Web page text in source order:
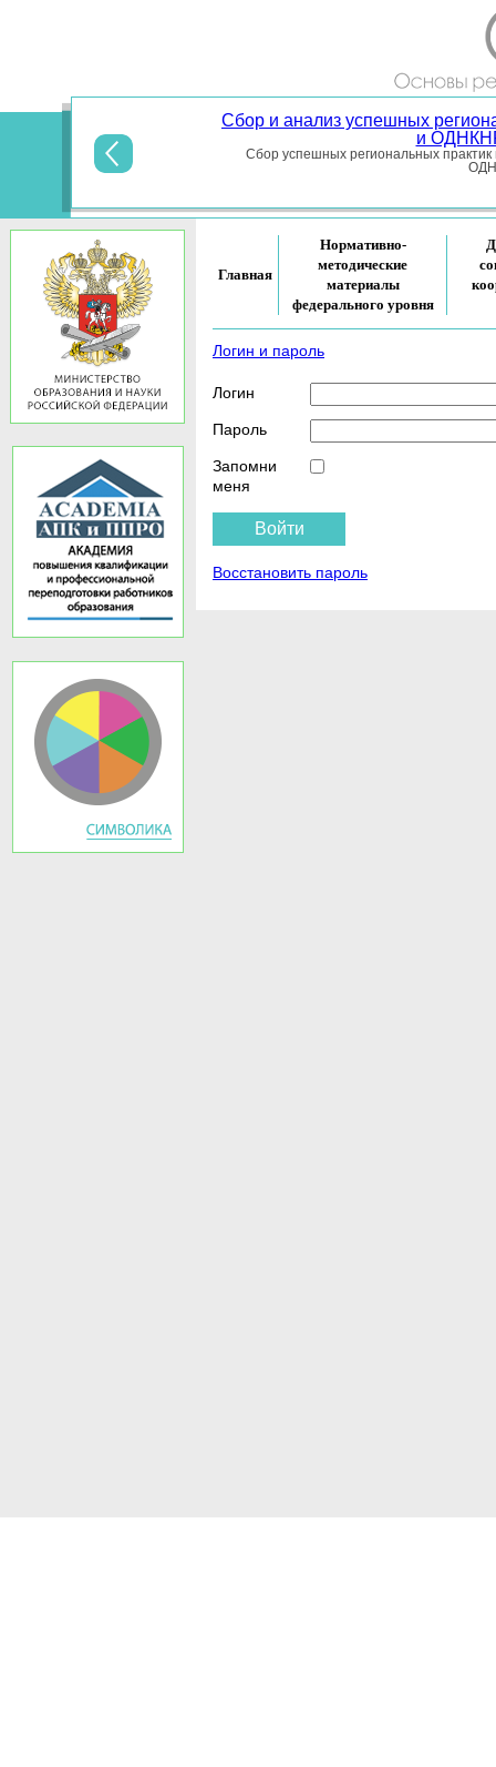
Сбор и анализ успешных
и
Сбор успешных региональных
Главная
Нормативно-
методические
материалы
федерального уровня
Логин и пароль
Логин
Пароль
Запомни
меня
Восстановить пароль